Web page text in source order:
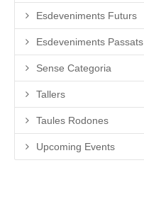
Esdeveniments Futurs
Esdeveniments Passats
Sense Categoria
Tallers
Taules Rodones
Upcoming Events